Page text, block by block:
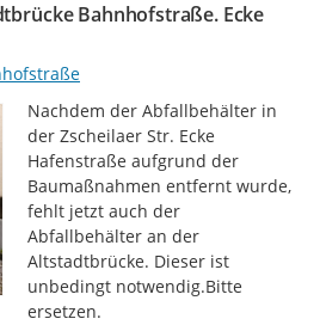
Bahnhofstraße. Ecke
Nachdem der Abfallbehälter in
der Zscheilaer Str. Ecke
Hafenstraße aufgrund der
Baumaßnahmen entfernt wurde,
fehlt jetzt auch der
Abfallbehälter an der
Altstadtbrücke. Dieser ist
unbedingt notwendig.Bitte
ersetzen.